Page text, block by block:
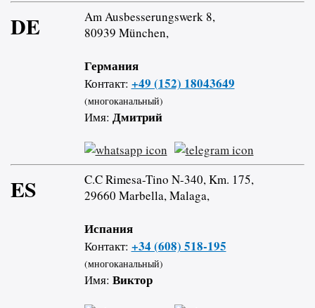
DE
Am Ausbesserungswerk 8,
80939 München,
Германия
Контакт: +49 (152) 18043649
(многоканальный)
Имя: Дмитрий
ES
C.C Rimesa-Tino N-340, Km. 175,
29660 Marbella, Malaga,
Испания
Контакт: +34 (608) 518-195
(многоканальный)
Имя: Виктор